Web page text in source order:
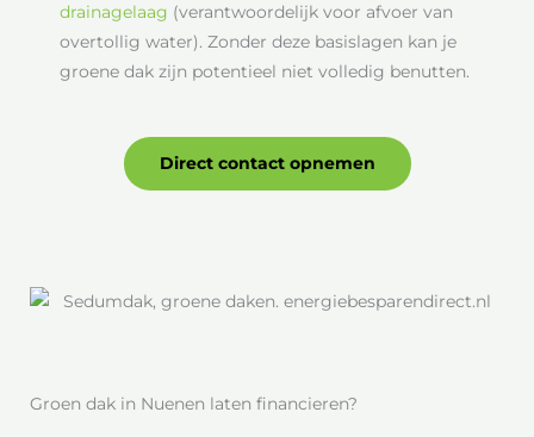
drainagelaag (verantwoordelijk voor afvoer van
overtollig water). Zonder deze basislagen kan je
groene dak zijn potentieel niet volledig benutten.
Direct contact opnemen
Groen dak in Nuenen laten financieren?